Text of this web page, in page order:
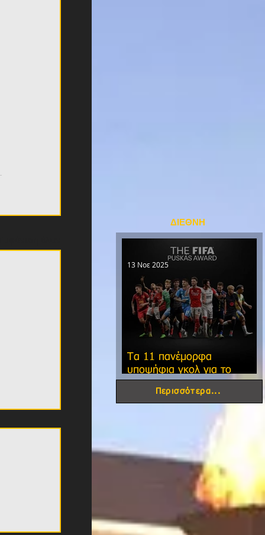
ΔΙΕΘΝΗ
Τα 11 πανέμορφα
υποψήφια γκολ για το
φετινό FIFA Puskas Award!
13 Νοε 2025
Περισσότερα...